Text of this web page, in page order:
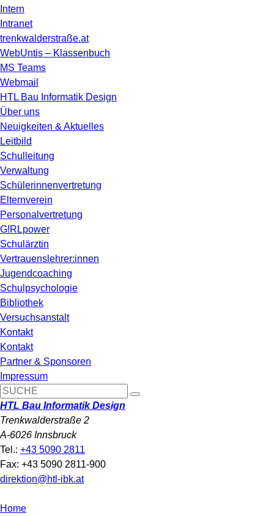
Intern
Intranet
trenkwalderstraße.at
WebUntis – Klassenbuch
MS Teams
Webmail
HTL Bau Informatik Design
Über uns
Neuigkeiten & Aktuelles
Leitbild
Schulleitung
Verwaltung
Schülerinnenvertretung
Elternverein
Personalvertretung
G!RLpower
Schulärztin
Vertrauenslehrer:innen
Jugendcoaching
Schulpsychologie
Bibliothek
Versuchsanstalt
Kontakt
Kontakt
Partner & Sponsoren
Impressum
HTL Bau Informatik Design
Trenkwalderstraße 2
A-6026 Innsbruck
Tel.: +43 5090 2811
Fax: +43 5090 2811-900
direktion@htl-ibk.at
Home